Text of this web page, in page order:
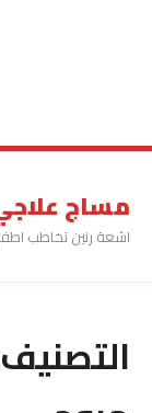
مساج علاجي
اشعة رنين تخاطب
التصنيف: